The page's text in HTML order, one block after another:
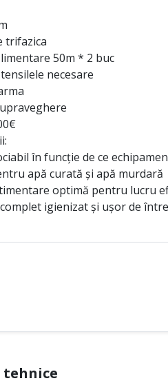
trifazica
50m * 2 buc
necesare
în funcție de ce
apă curată și apă murdară
optimă pentru lucru
igienizat și ușor de